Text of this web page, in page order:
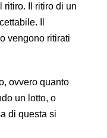
ritiro. Il ritiro di un
Il
vengono ritirati
ovvero quanto
un lotto, o
di questa si